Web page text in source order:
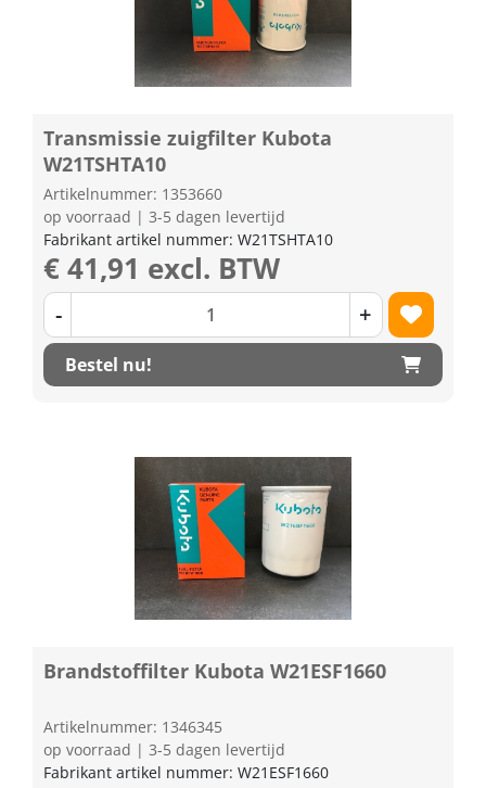
Transmissie zuigfilter Kubota
W21TSHTA10
Artikelnummer: 1353660
op voorraad | 3-5 dagen levertijd
Fabrikant artikel nummer: W21TSHTA10
€ 41,91 excl. BTW
- +
Bestel nu!
Brandstoffilter Kubota W21ESF1660
Artikelnummer: 1346345
op voorraad | 3-5 dagen levertijd
Fabrikant artikel nummer: W21ESF1660